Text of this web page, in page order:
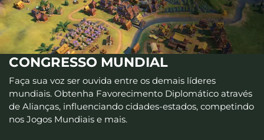
CONGRESSO MUNDIAL
Faça sua voz ser ouvida entre os demais líderes
mundiais. Obtenha Favorecimento Diplomático através
de Alianças, influenciando cidades-estados, competindo
nos Jogos Mundiais e mais.